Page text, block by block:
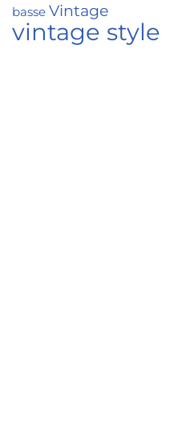
basse Vintage
vintage style